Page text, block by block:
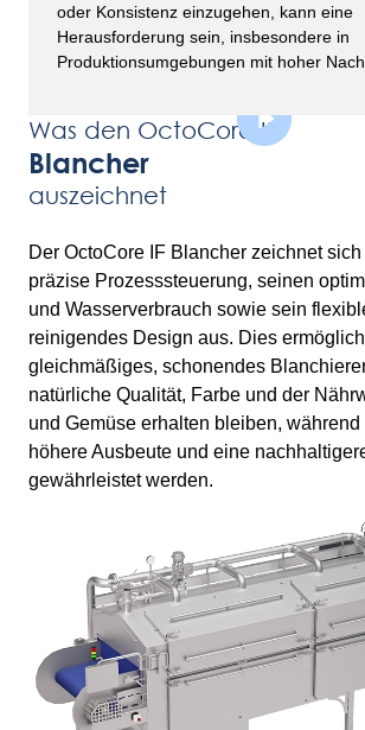
oder Konsistenz einzugehen, kann eine
Herausforderung sein, insbesondere in
Produktionsumgebungen mit hoher
Was den OctoCore IF
Blancher
auszeichnet
Der OctoCore IF Blancher zeichnet
präzise Prozesssteuerung, seinen
und Wasserverbrauch sowie sein
reinigendes Design aus. Dies
gleichmäßiges, schonendes
natürliche Qualität, Farbe und der
und Gemüse erhalten bleiben,
höhere Ausbeute und eine
gewährleistet werden.